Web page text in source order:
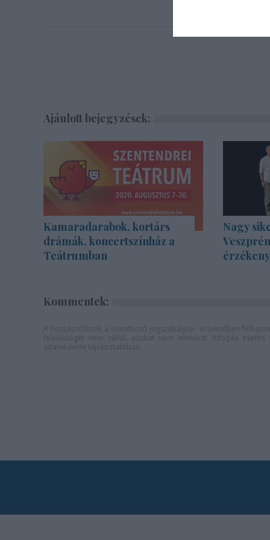
Ajánlott bejegyzések:
Kamaradarabok, kortárs
drámák, koncertszínház a
Teátrumban
Nagy
Kommentek: